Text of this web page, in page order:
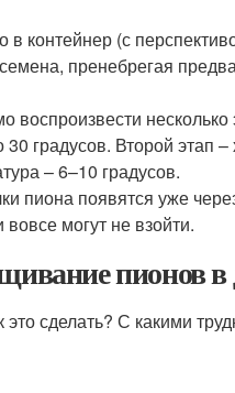
контейнер (с
пренебрегая
воспроизвести
градусов. Второй этап
– 6–10 градусов.
появятся уже
могут не взойти.
пионов в
сделать? С какими